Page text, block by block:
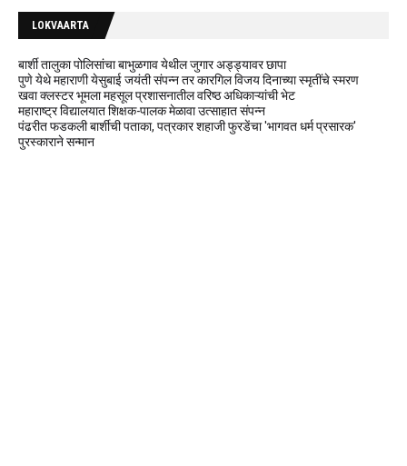
LOKVAARTA
बार्शी तालुका पोलिसांचा बाभुळगाव येथील जुगार अड्ड्यावर छापा
पुणे येथे महाराणी येसुबाई जयंती संपन्न तर कारगिल विजय दिनाच्या स्मृतींचे स्मरण
खवा क्लस्टर भूमला महसूल प्रशासनातील वरिष्ठ अधिकाऱ्यांची भेट
महाराष्ट्र विद्यालयात शिक्षक-पालक मेळावा उत्साहात संपन्न
पंढरीत फडकली बार्शीची पताका, पत्रकार शहाजी फुरडेंचा 'भागवत धर्म प्रसारक'
पुरस्काराने सन्मान